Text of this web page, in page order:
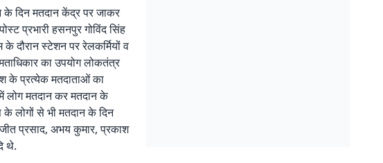
के दिन मतदान केंद्र पर जाकर
प्रभारी हसनपुर गोविंद सिंह
दौरान स्टेशन पर रेलकर्मियों व
का उपयोग लोकतंत्र
के प्रत्येक मतदाताओं का
लोग मतदान कर मतदान के
लोगों से भी मतदान के दिन
प्रसाद, अभय कुमार, प्रकाश
थे.